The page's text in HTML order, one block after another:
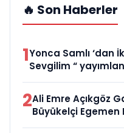
🔥 Son Haberler
1Yonca Samlı ‘dan
Sevgilim “
2Ali Emre Açıkgöz
Büyükelçi Egemen